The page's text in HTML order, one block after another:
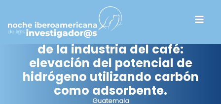
Tratamiento de agua residual
de la industria del café:
elevación del potencial de
hidrógeno utilizando carbón
como adsorbente.
Guatemala